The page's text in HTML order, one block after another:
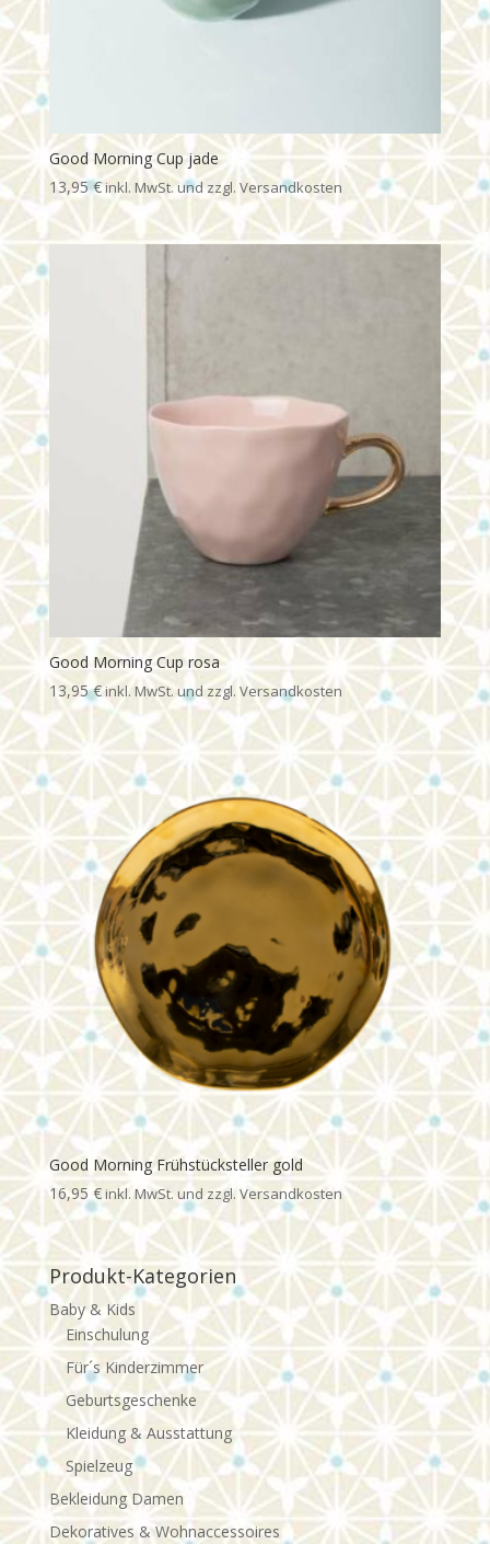
Good Morning Cup jade
13,95€
Good Morning Cup rosa
13,95€
Good Morning Frühstücksteller gold
16,95 €
Produkt-Kategorien
Baby & Kids
Einschulung
Für´s Kinderzimmer
Geburtsgeschenke
Kleidung & Ausstattung
Spielzeug
Bekleidung Damen
Dekoratives & Wohnaccessoires